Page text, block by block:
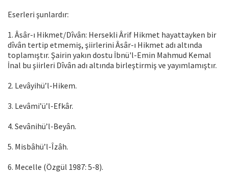
Eserleri şunlardır:
1. Âsâr-ı Hikmet/Dîvân: Hersekli Ârif Hikmet hayattayken bir
dîvân tertip etmemiş, şiirlerini Âsâr-ı Hikmet adı altında
toplamıştır. Şairin yakın dostu İbnü'l-Emin Mahmud Kemal
İnal bu şiirleri Dîvân adı altında birleştirmiş ve yayımlamıştır.
2. Levâyihü’l-Hikem.
3. Levâmi’ü’l-Efkâr.
4. Sevânihü’l-Beyân.
5. Misbâhü’l-Îzâh.
6. Mecelle (Özgül 1987: 5-8).